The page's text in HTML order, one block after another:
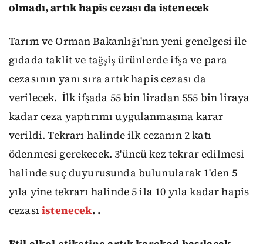
olmadı, artık hapis cezası da istenecek
Tarım ve Orman Bakanlığı'nın yeni genelgesi ile
gıdada taklit ve tağşiş ürünlerde ifşa ve para
cezasının yanı sıra artık hapis cezası da
verilecek. İlk ifşada 55 bin liradan 555 bin liraya
kadar ceza yaptırımı uygulanmasına karar
verildi. Tekrarı halinde ilk cezanın 2 katı
ödenmesi gerekecek. 3'üncü kez tekrar edilmesi
halinde suç duyurusunda bulunularak 1'den 5
yıla yine tekrarı halinde 5 ila 10 yıla kadar hapis
cezasıistenecek. .